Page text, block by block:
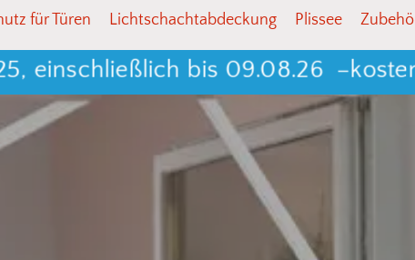
für Türen Lichtschachtabdeckung Plissee
bis 09.08.26 –